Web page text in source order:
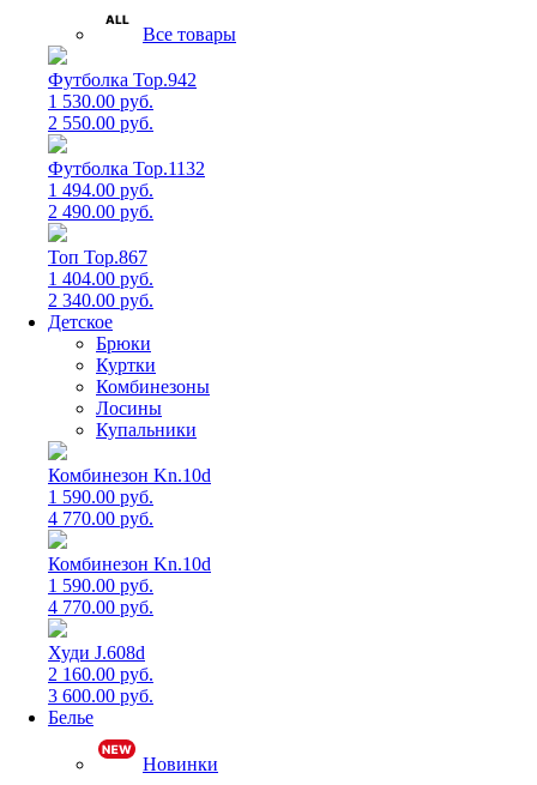
Все товары
Футболка Top.942
1 530.00 руб.
2 550.00 руб.
Футболка Top.1132
1 494.00 руб.
2 490.00 руб.
Топ Top.867
1 404.00 руб.
2 340.00 руб.
Детское
Брюки
Куртки
Комбинезоны
Лосины
Купальники
Комбинезон Kn.10d
1 590.00 руб.
4 770.00 руб.
Комбинезон Kn.10d
1 590.00 руб.
4 770.00 руб.
Худи J.608d
2 160.00 руб.
3 600.00 руб.
Белье
Новинки